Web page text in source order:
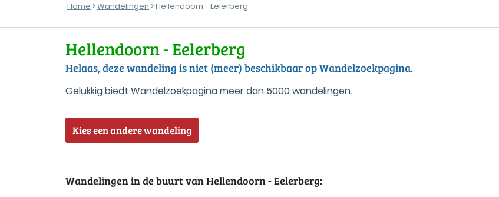
Home >Wandelingen > Hellendoorn - Eelerberg
Hellendoorn - Eelerberg
Helaas, deze wandeling is niet (meer) beschikbaar op Wandelzoekpagina.
Gelukkig biedt Wandelzoekpagina meer dan 5000 wandelingen.
Kies een andere wandeling
Wandelingen in de buurt van Hellendoorn - Eelerberg: